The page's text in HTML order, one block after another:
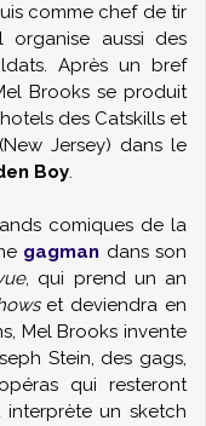
comme chef de tir
organise aussi des
Après un bref
Brooks se produit
des Catskills et
Jersey) dans le
Boy.
comiques de la
gagman dans son
, qui prend un an
et deviendra en
Mel Brooks invente
Stein, des gags,
qui resteront
interprète un sketch